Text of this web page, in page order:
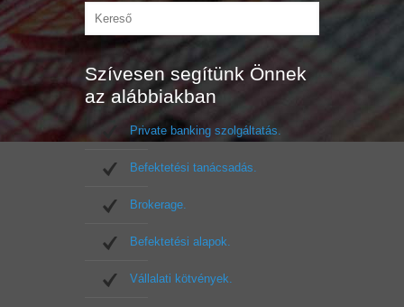
Szívesen segítünk Önnek
az alábbiakban
Private banking szolgáltatás.
Befektetési tanácsadás.
Brokerage.
Befektetési alapok.
Vállalati kötvények.